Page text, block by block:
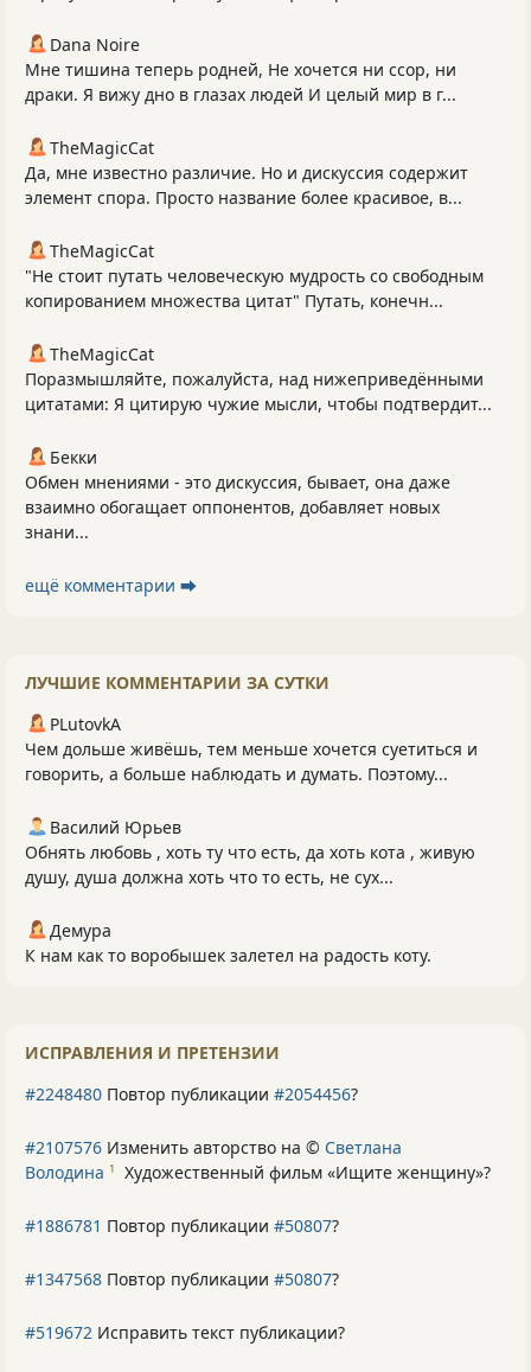
Dana Noire
Мне тишина теперь родней, Не хочется ни ссор, ни
драки. Я вижу дно в глазах людей И целый мир в г...
TheMagicCat
Да, мне известно различие. Но и дискуссия содержит
элемент спора. Просто название более красивое, в...
TheMagicCat
"Не стоит путать человеческую мудрость со свободным
копированием множества цитат" Путать, конечн...
TheMagicCat
Поразмышляйте, пожалуйста, над нижеприведёнными
цитатами: Я цитирую чужие мысли, чтобы подтвердит...
Бекки
Обмен мнениями - это дискуссия, бывает, она даже
взаимно обогащает оппонентов, добавляет новых
знани...
ещё комментарии ⮕
ЛУЧШИЕ КОММЕНТАРИИ ЗА СУТКИ
PLutоvkА
Чем дольше живёшь, тем меньше хочется суетиться и
говорить, а больше наблюдать и думать. Поэтому...
Василий Юрьев
Обнять любовь , хоть ту что есть, да хоть кота , живую
душу, душа должна хоть что то есть, не сух...
Демура
К нам как то воробышек залетел на радость коту.
ИСПРАВЛЕНИЯ И ПРЕТЕНЗИИ
#2248480 Повтор публикации #2054456?
#2107576 Изменить авторство на © Светлана
Володина 1 Художественный фильм «Ищите женщину»?
#1886781 Повтор публикации #50807?
#1347568 Повтор публикации #50807?
#519672 Исправить текст публикации?